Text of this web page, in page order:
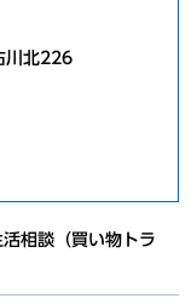
川北226
相談（買い物トラ